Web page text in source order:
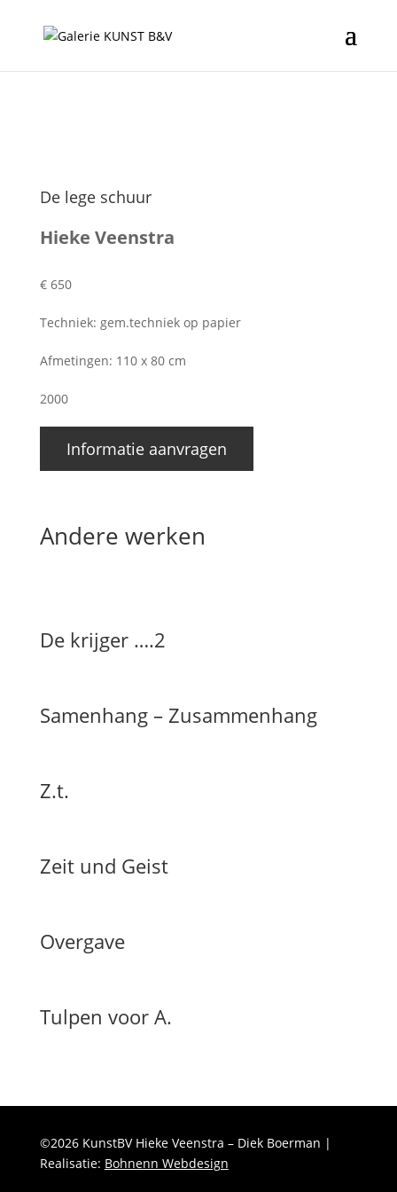
De lege schuur
Hieke Veenstra
€ 650
Techniek: gem.techniek op papier
Afmetingen: 110 x 80 cm
2000
Informatie aanvragen
Andere werken
De krijger ….2
Samenhang – Zusammenhang
Z.t.
Zeit und Geist
Overgave
Tulpen voor A.
©2026 KunstBV Hieke Veenstra – Diek Boerman |
Realisatie: Bohnenn Webdesign